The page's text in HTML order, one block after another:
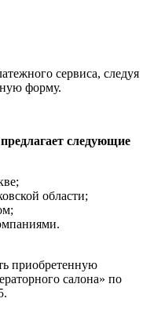
сервиса, следуя
форму.
предлагает следующие
области;
приобретенную
салона» по